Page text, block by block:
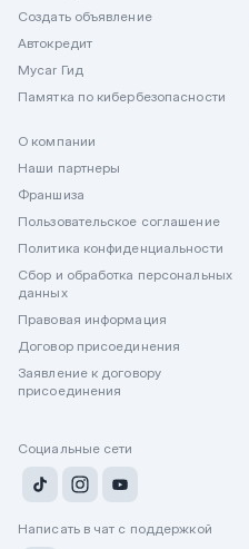
Создать объявление
Автокредит
Mycar Гид
Памятка по кибербезопасности
О компании
Наши партнеры
Франшиза
Пользовательское соглашение
Политика конфиденциальности
Сбор и обработка персональных
данных
Правовая информация
Договор присоединения
Заявление к договору
присоединения
Социальные сети
Написать в чат с поддержкой